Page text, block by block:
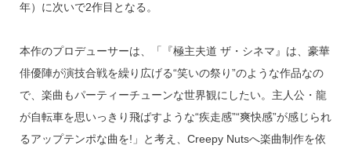
年）に次いで2作目となる。
本作のプロデューサーは、「『極主夫道 ザ・シネマ』は、豪華
俳優陣が演技合戦を繰り広げる“笑いの祭り”のような作品なの
で、楽曲もパーティーチューンな世界観にしたい。主人公・龍
が自転車を思いっきり飛ばすような“疾走感”“爽快感”が感じられ
るアップテンポな曲を!」と考え、Creepy Nutsへ楽曲制作を依